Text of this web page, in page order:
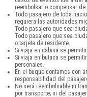
reembolsar o compensar
Todo pasajero de toda
requiera las autoridades
Todo pasajero que sea
Todo pasajero que sea
o tarjeta de residente.
Si viaja en cabina se
Si viaja en butaca se
personales.
En el buque contamos con
responsabilidad del
No será reembolsable ni
por transporte; ni del